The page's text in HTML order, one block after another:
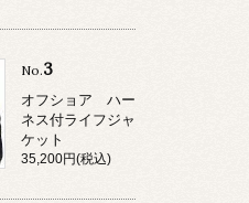
No.3
オフショア ハー
ネス付ライフジャ
ケット
35,200円(税込)